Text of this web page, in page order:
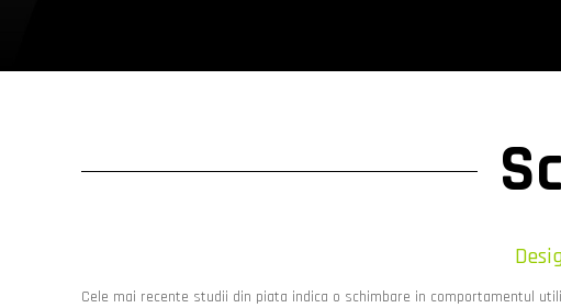
Cele mai recente studii din piata indica o schimbare in comportamentul